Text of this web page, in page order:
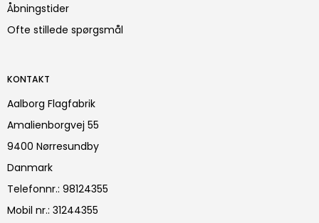
Åbningstider
Ofte stillede spørgsmål
KONTAKT
Aalborg Flagfabrik
Amalienborgvej 55
9400 Nørresundby
Danmark
Telefonnr.: 98124355
Mobil nr.: 31244355